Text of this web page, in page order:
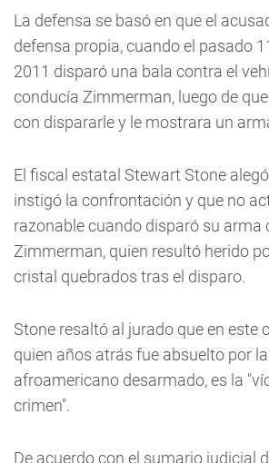
La defensa se basó en que el
defensa propia, cuando el pasado
2011 disparó una bala contra el
conducía Zimmerman, luego de
con dispararle y le mostrara un
El fiscal estatal Stewart Stone
instigó la confrontación y que no
razonable cuando disparó su arma
Zimmerman, quien resultó herido
cristal quebrados tras el disparo.
Stone resaltó al jurado que en este
quien años atrás fue absuelto por
afroamericano desarmado, es la
crimen".
De acuerdo con el sumario judicial